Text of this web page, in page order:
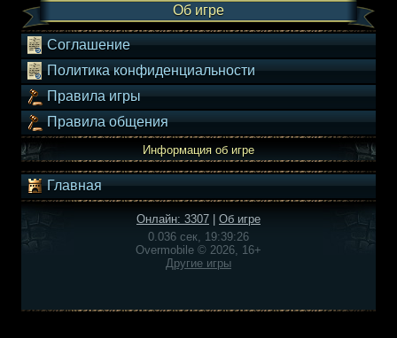
Об игре
Соглашение
Политика конфиденциальности
Правила игры
Правила общения
Информация об игре
Главная
Онлайн: 3307
Об игре
0.036 сек, 19:39:26
Overmobile © 2026, 16+
Другие игры